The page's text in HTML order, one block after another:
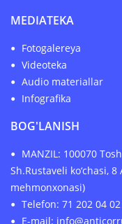
MEDIATEKA
Fotogalereya
Videoteka
Audio materiallar
Infografika
BOG'LANISH
MANZIL: 100070
Sh.Rustaveli ko‘chasi, 8
mehmonxonasi)
Telefon: 71 202 04 02
E-mail: